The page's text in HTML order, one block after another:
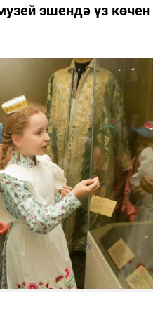
эшендә үз